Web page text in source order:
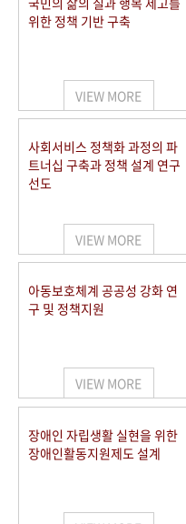
위한 정책 기반 구축
VIEW MORE
사회서비스 정책화 과정의 파
트너십 구축과 정책 설계 연구
선도
VIEW MORE
아동보호체계 공공성 강화 연
구 및 정책지원
VIEW MORE
장애인 자립생활 실현을 위한
장애인활동지원제도 설계